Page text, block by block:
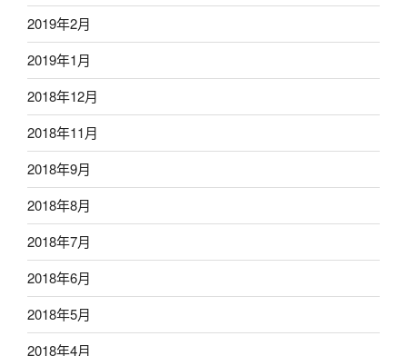
2019年2月
2019年1月
2018年12月
2018年11月
2018年9月
2018年8月
2018年7月
2018年6月
2018年5月
2018年4月